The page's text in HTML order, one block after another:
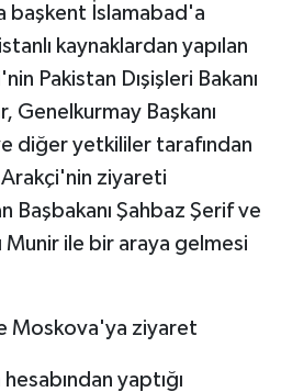
başkent İslamabad'a
kaynaklardan yapılan
Pakistan Dışişleri Bakanı
Genelkurmay Başkanı
diğer yetkililer tarafından
Arakçi'nin ziyareti
Başbakanı Şahbaz Şerif ve
Munir ile bir araya gelmesi
Moskova'ya ziyaret
yaptığı